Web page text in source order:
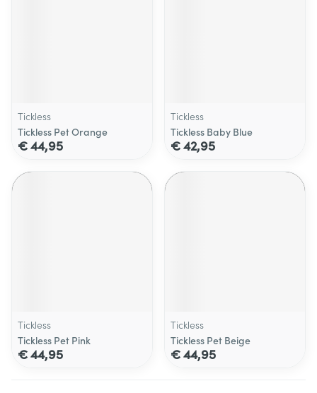
Tickless
Tickless Pet Orange
€ 44,95
Tickless
Tickless Baby Blue
€ 42,95
Tickless
Tickless Pet Pink
€ 44,95
Tickless
Tickless Pet Beige
€ 44,95